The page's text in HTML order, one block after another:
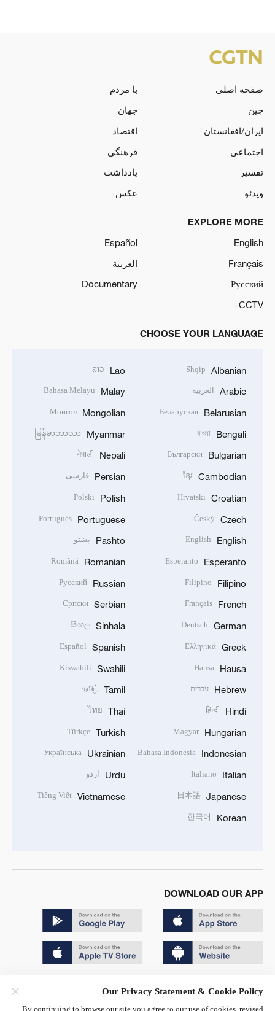
صفحه اصلی
با مردم
چین
جهان
ایران/افغانستان
اقتصاد
اجتماعی
فرهنگی
تفسیر
یادداشت
ویدئو
عکس
EXPLORE MORE
English
Español
Français
العربية
Русский
Documentary
CCTV+
CHOOSE YOUR LANGUAGE
Albanian
Shqip
Arabic العربية
Belarusian
Беларуская
Bengali
বাংলা
Bulgarian
Български
Cambodian
ខ្មែរ
Croatian
Hrvatski
Czech
Český
English
English
Esperanto
Esperanto
Filipino
Filipino
French
Français
German
Deutsch
Greek
Ελληνικά
Hausa
Hausa
Hebrew עברית
Hindi
हिन्दी
Hungarian
Magyar
Indonesian
Bahasa Indonesia
Italian
Italiano
Japanese
日本語
Korean
한국어
Lao
ລາວ
Malay
Bahasa Melayu
Mongolian
Монгол
Myanmar
မြန်မာဘာသာ
Nepali
नेपाली
Persian فارسی
Polish
Polski
Portuguese
Português
Pashto پښتو
Romanian
Română
Russian
Русский
Serbian
Српски
Sinhala
සිංහල
Spanish
Español
Swahili
Kiswahili
Tamil
தமிழ்
Thai
ไทย
Turkish
Türkçe
Ukrainian
Українська
Urdu اردو
Vietnamese
Tiếng Việt
DOWNLOAD OUR APP
京ICP备20000184号
Our Privacy Statement & Cookie Policy
By continuing to browse our site you agree to our use of cookies, revised